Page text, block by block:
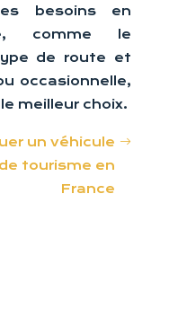
besoins en
comme le
de route et
occasionnelle,
meilleur choix.
un véhicule
de tourisme en
France